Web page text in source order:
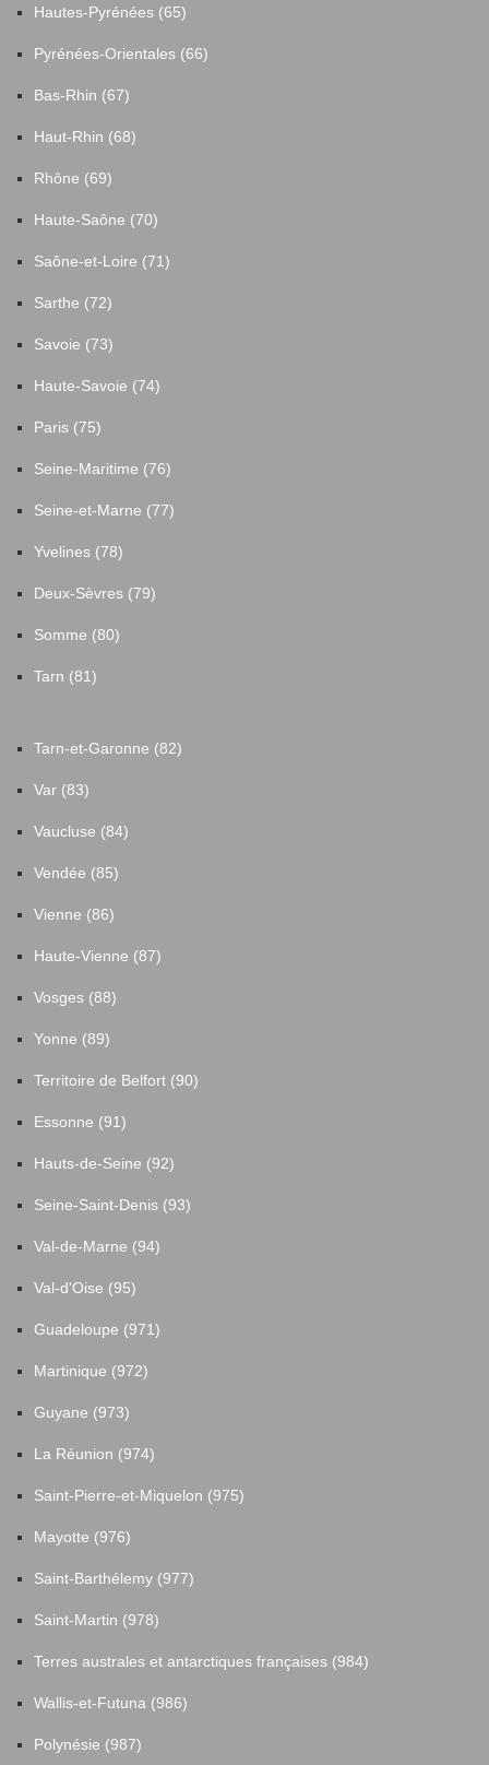
Hautes-Pyrénées (65)
Pyrénées-Orientales (66)
Bas-Rhin (67)
Haut-Rhin (68)
Rhône (69)
Haute-Saône (70)
Saône-et-Loire (71)
Sarthe (72)
Savoie (73)
Haute-Savoie (74)
Paris (75)
Seine-Maritime (76)
Seine-et-Marne (77)
Yvelines (78)
Deux-Sèvres (79)
Somme (80)
Tarn (81)
Tarn-et-Garonne (82)
Var (83)
Vaucluse (84)
Vendée (85)
Vienne (86)
Haute-Vienne (87)
Vosges (88)
Yonne (89)
Territoire de Belfort (90)
Essonne (91)
Hauts-de-Seine (92)
Seine-Saint-Denis (93)
Val-de-Marne (94)
Val-d'Oise (95)
Guadeloupe (971)
Martinique (972)
Guyane (973)
La Réunion (974)
Saint-Pierre-et-Miquelon (975)
Mayotte (976)
Saint-Barthélemy (977)
Saint-Martin (978)
Terres australes et antarctiques françaises (984)
Wallis-et-Futuna (986)
Polynésie (987)